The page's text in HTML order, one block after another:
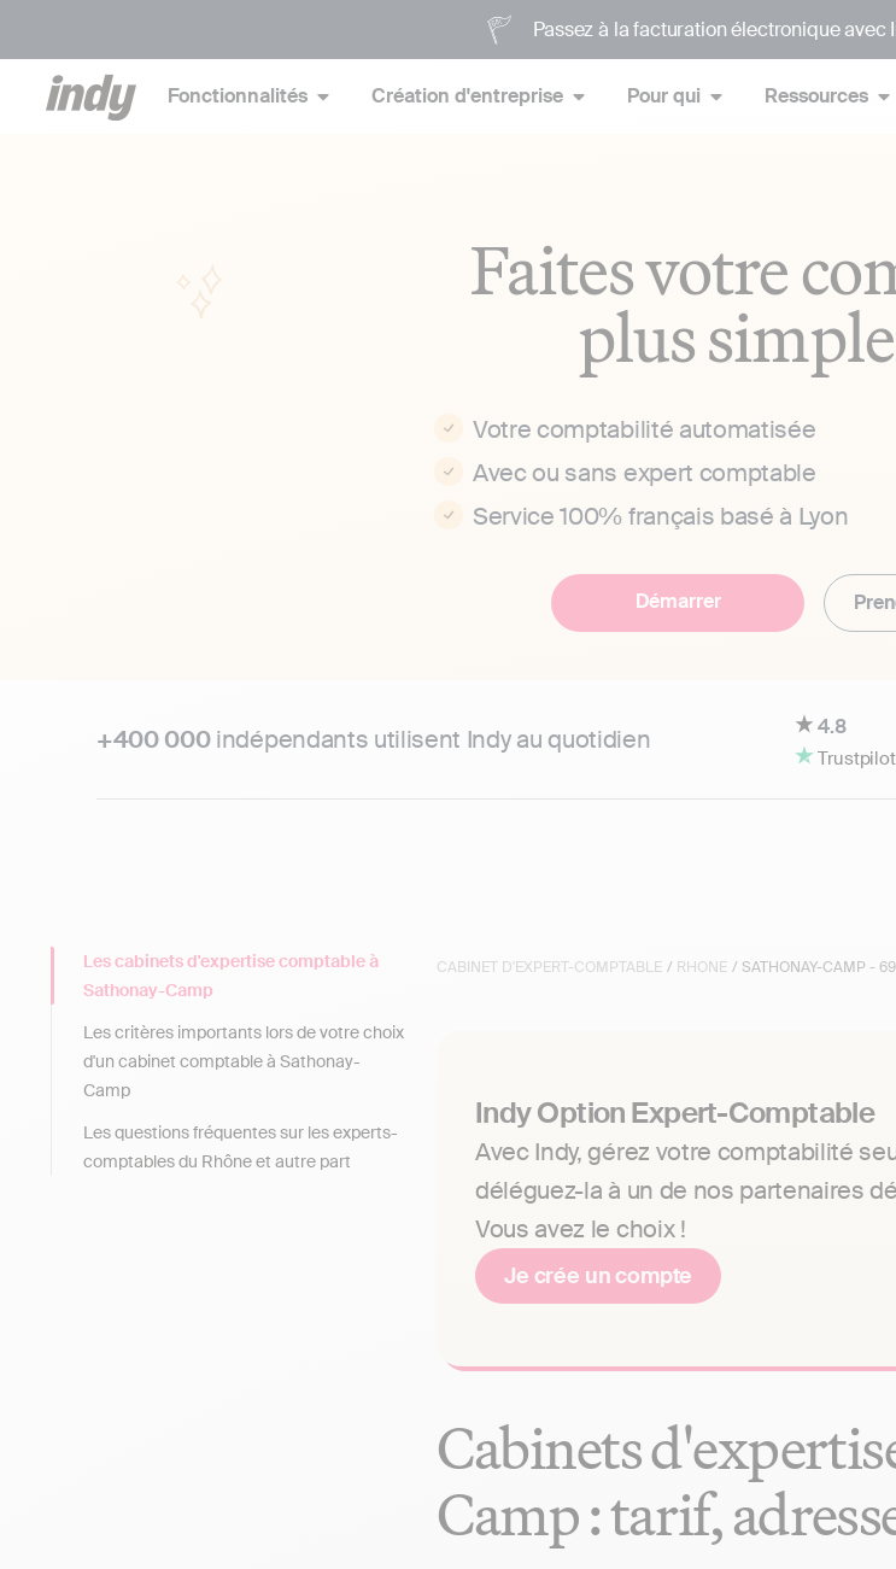
Passez à la facturation électronique avec
Fonctionnalités Création d'entreprise Pour qui Ressources
Faites votre
plus
Votre comptabilité automatisée
Avec ou sans expert comptable
Service 100% français basé à Lyon
Démarrer
+400 000indépendants utilisent Indy au quotidien 4.8
Trustpilot
CABINET D'EXPERT-COMPTABLE / RHONE / SATHONAY-CAMP -
Indy Option Expert-Comptable
Avec Indy, gérez votre comptabilité
déléguez-la à un de nos partenaires
Vous avez le choix !
Je crée un compte
Cabinets
Camp : tarif,
Les cabinets d'expertise comptable à
Sathonay-Camp
Les critères importants lors de votre choix
d'un cabinet comptable à Sathonay-
Camp
Les questions fréquentes sur les experts-
comptables du Rhône et autre part